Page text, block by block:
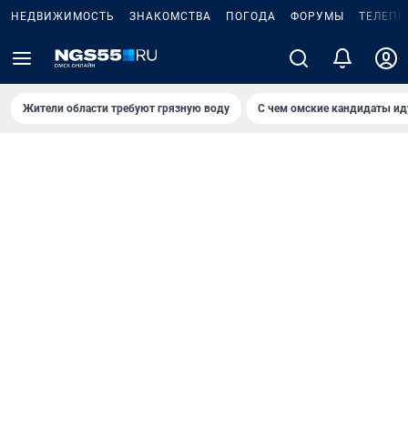
НЕДВИЖИМОСТЬ ЗНАКОМСТВА ПОГОДА ФОРУМЫ
Жители области требуют грязную воду С чем омские кандидаты